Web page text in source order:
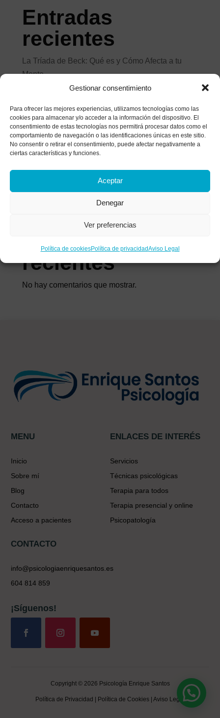
Gestionar consentimiento
Para ofrecer las mejores experiencias, utilizamos tecnologías como las
cookies para almacenar y/o acceder a la información del dispositivo. El
consentimiento de estas tecnologías nos permitirá procesar datos como el
comportamiento de navegación o las identificaciones únicas en este sitio.
No consentir o retirar el consentimiento, puede afectar negativamente a
ciertas características y funciones.
Aceptar
Denegar
Ver preferencias
Política de cookiesPolítica de privacidadAviso Legal
Entradas
recientes
La Tríada de Beck: Qué es y Cómo Afecta a tu
Mente
Estilos de afrontamiento: ¿Cómo gestionas el
malestar?
Historia de un matrimonio bajo el microscopio: el
análisis de las heridas que apagan el amor
¿Tratas de parar tu mente? Descubre por qué
síntomas de una adicción invisible
Comentarios
recientes
No hay comentarios que mostrar.
MENU
Inicio
Sobre mí
Blog
Contacto
Acceso a pacientes
ENLACES DE INTERÉS
Servicios
Técnicas psicológicas
Terapia para todos
Terapia presencial y online
Psicopatología
CONTACTO
info@psicologiaenriquesantos.es
604 814 859
¡Síguenos!
Copyright © 2026 Psicología Enrique Santos
Política de Privacidad | Política de Cookies | Aviso Legal